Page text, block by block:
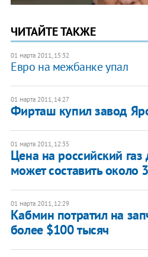
ЧИТАЙТЕ ТАКЖЕ
01 марта 2011, 15:32
Евро на межбанке упал
01 марта 2011, 14:27
Фирташ купил завод
01 марта 2011, 12:35
Цена на российский
может составить около
01 марта 2011, 12:29
Кабмин потратил на
более $100 тысяч